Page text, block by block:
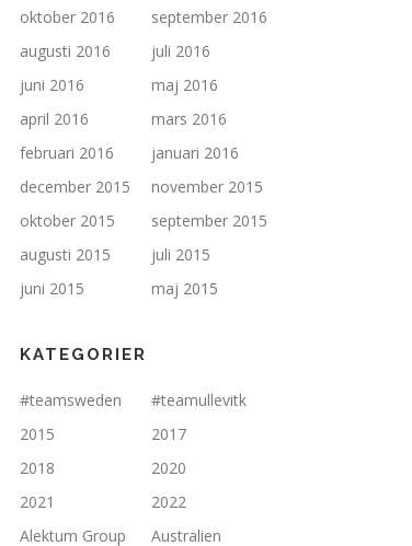
oktober 2016
september 2016
augusti 2016
juli 2016
juni 2016
maj 2016
april 2016
mars 2016
februari 2016
januari 2016
december 2015
november 2015
oktober 2015
september 2015
augusti 2015
juli 2015
juni 2015
maj 2015
KATEGORIER
#teamsweden
#teamullevitk
2015
2017
2018
2020
2021
2022
Alektum Group
Australien